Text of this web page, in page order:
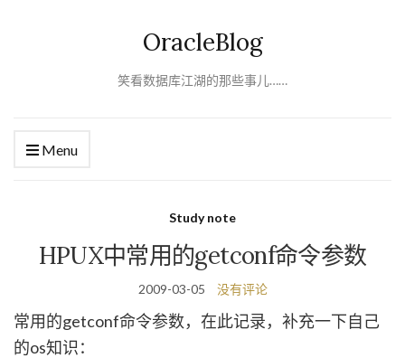
OracleBlog
笑看数据库江湖的那些事儿……
Menu
Study note
HPUX中常用的getconf命令参数
2009-03-05 没有评论
常用的getconf命令参数，在此记录，补充一下自己
的os知识：